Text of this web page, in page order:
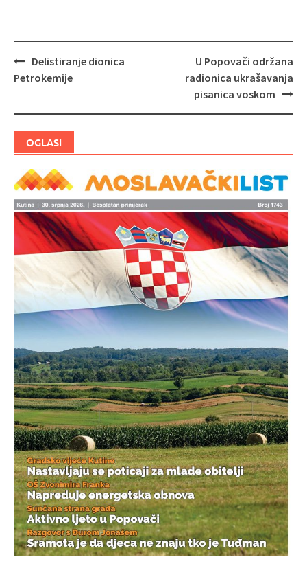
Navigacija
Delistiranje dionica
Petrokemije
U Popovači održana
radionica ukrašavanja
pisanica voskom
OGLASI